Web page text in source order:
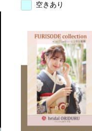
空きあり